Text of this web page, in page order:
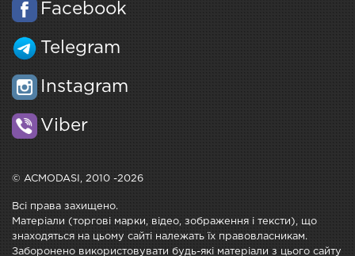
Facebook
Telegram
Instagram
Viber
© ACMODASI, 2010 -2026
Всі права захищено.
Матеріали (торгові марки, відео, зображення і тексти), що
знаходяться на цьому сайті належать їх правовласникам.
Заборонено використовувати будь-які матеріали з цього сайту